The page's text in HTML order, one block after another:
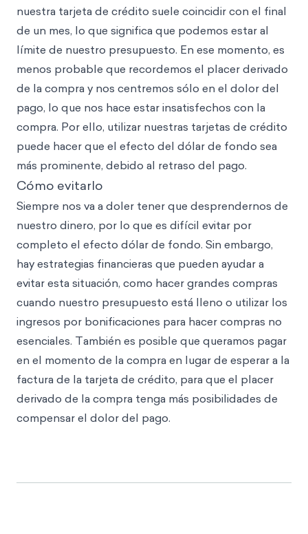
nuestra tarjeta de crédito suele coincidir con el final
de un mes, lo que significa que podemos estar al
límite de nuestro presupuesto. En ese momento, es
menos probable que recordemos el placer derivado
de la compra y nos centremos sólo en el dolor del
pago, lo que nos hace estar insatisfechos con la
compra. Por ello, utilizar nuestras tarjetas de crédito
puede hacer que el efecto del dólar de fondo sea
más prominente, debido al retraso del pago.
Cómo evitarlo
Siempre nos va a doler tener que desprendernos de
nuestro dinero, por lo que es difícil evitar por
completo el efecto dólar de fondo. Sin embargo,
hay estrategias financieras que pueden ayudar a
evitar esta situación, como hacer grandes compras
cuando nuestro presupuesto está lleno o utilizar los
ingresos por bonificaciones para hacer compras no
esenciales. También es posible que queramos pagar
en el momento de la compra en lugar de esperar a la
factura de la tarjeta de crédito, para que el placer
derivado de la compra tenga más posibilidades de
compensar el dolor del pago.